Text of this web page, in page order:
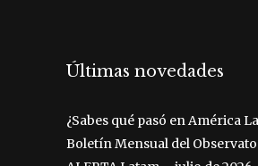
Últimas novedades
¿Sabes qué pasó en América
Boletín Mensual del